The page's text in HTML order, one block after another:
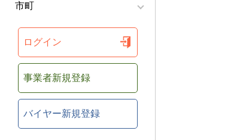
市町
ログイン
事業者新規登録
バイヤー新規登録